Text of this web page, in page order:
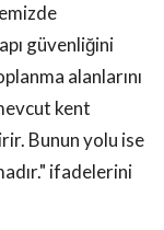
güvenliğini
alanlarını
kent
Bunun yolu ise
ifadelerini